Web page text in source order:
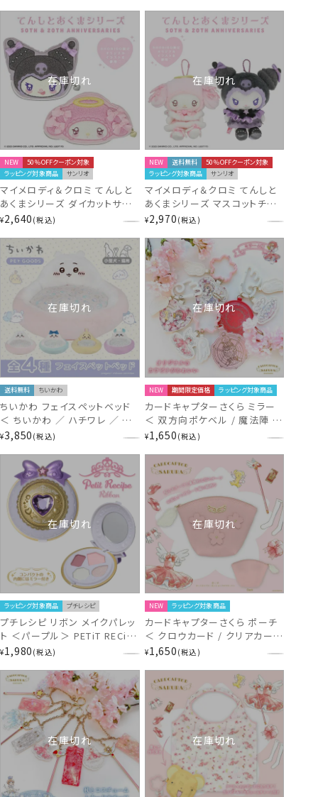
在庫切れ
NEW
50％OFFクーポン対象
ラッピング対象商品
サンリオ
マイメロディ＆クロミ てんしと
あくまシリーズ ダイカットサガ
ラポーチ ＜ マイメロディ / ク
SHOBIDO サンリオ
¥2,640 税込
在庫切れ
NEW 送料無料
50％OFFクーポン対象
ラッピング対象商品
サンリオ
マイメロディ＆クロミ てんしと
あくまシリーズ マスコットチャ
ーム ＜ マイメロディ / クロミ
サンリオ
¥2,970 税込
在庫切れ
送料無料 ちいかわ
ちいかわ フェイスペットベッド
＜ ちいかわ ／ ハチワレ ／ う
さぎ ／ モモンガ ＞ chiikawa
¥3,850 税込
在庫切れ
NEW 期間限定価格 ラッピング対象商品
カードキャプターさくら ミラー
＜ 双方向ポケベル / 魔法陣 /
クロウカード / さくらカード ＞
さくら
¥1,650 税込
在庫切れ
ラッピング対象商品 プチレシピ
プチレシピ リボン メイクパレッ
ト ＜パープル＞ PETiT RECiPE
Ribbon -大人用化粧品-
¥1,980 税込
在庫切れ
NEW ラッピング対象商品
カードキャプターさくら ポーチ
＜ クロウカード / クリアカード
＞ CLAMP 粧美堂 SHOBIDO
¥1,650 税込
在庫切れ 在庫切れ